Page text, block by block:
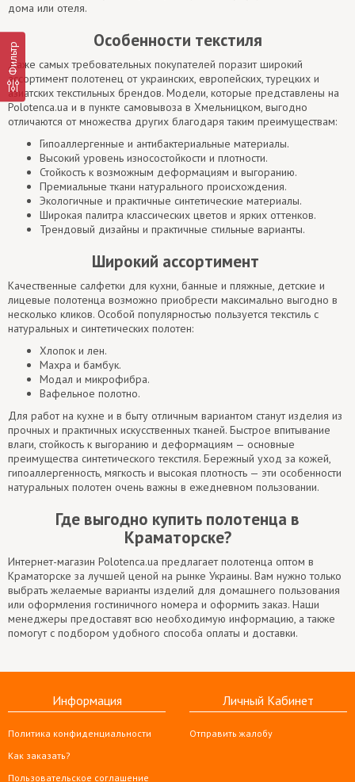
Фильтр
дома или отеля.
Особенности текстиля
Даже самых требовательных покупателей поразит широкий
ассортимент полотенец от украинских, европейских, турецких и
азиатских текстильных брендов. Модели, которые представлены на
Polotenca.ua и в пункте самовывоза в Хмельницком, выгодно
отличаются от множества других благодаря таким преимуществам:
Гипоаллергенные и антибактериальные материалы.
Высокий уровень износостойкости и плотности.
Стойкость к возможным деформациям и выгоранию.
Премиальные ткани натурального происхождения.
Экологичные и практичные синтетические материалы.
Широкая палитра классических цветов и ярких оттенков.
Трендовый дизайны и практичные стильные варианты.
Широкий ассортимент
Качественные салфетки для кухни, банные и пляжные, детские и
лицевые полотенца возможно приобрести максимально выгодно в
несколько кликов. Особой популярностью пользуется текстиль с
натуральных и синтетических полотен:
Хлопок и лен.
Махра и бамбук.
Модал и микрофибра.
Вафельное полотно.
Для работ на кухне и в быту отличным вариантом станут изделия из
прочных и практичных искусственных тканей. Быстрое впитывание
влаги, стойкость к выгоранию и деформациям — основные
преимущества синтетического текстиля. Бережный уход за кожей,
гипоаллергенность, мягкость и высокая плотность — эти особенности
натуральных полотен очень важны в ежедневном пользовании.
Где выгодно купить полотенца в
Краматорске?
Интернет-магазин Polotenca.ua предлагает полотенца оптом в
Краматорске за лучшей ценой на рынке Украины. Вам нужно только
выбрать желаемые варианты изделий для домашнего пользования
или оформления гостиничного номера и оформить заказ. Наши
менеджеры предоставят всю необходимую информацию, а также
помогут с подбором удобного способа оплаты и доставки.
Информация
Политика конфиденциальности
Как заказать?
Пользовательское соглашение
Личный Кабинет
Отправить жалобу